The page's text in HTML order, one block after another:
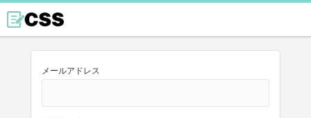
メールアドレス